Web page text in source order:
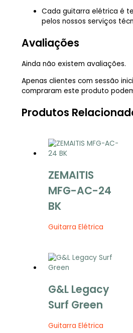
Cada guitarra elétrica é
pelos nossos serviços
Avaliações
Ainda não existem avaliações.
Apenas clientes com sessão
compraram este produto
Produtos
ZEMAITIS
MFG-AC-24
BK
Guitarra Elétrica
G&L Legacy
Surf Green
Guitarra Elétrica